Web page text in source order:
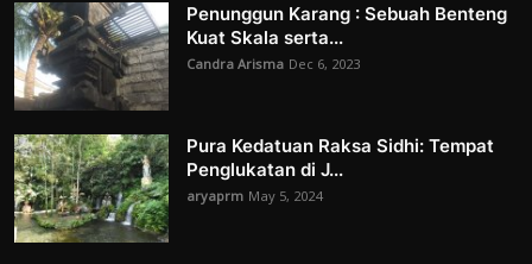
Penunggun Karang : Sebuah Benteng
Kuat Skala serta...
Candra Arisma Dec 6, 2023
Pura Kedatuan Raksa Sidhi: Tempat
Penglukatan di J...
aryaprm May 5, 2024